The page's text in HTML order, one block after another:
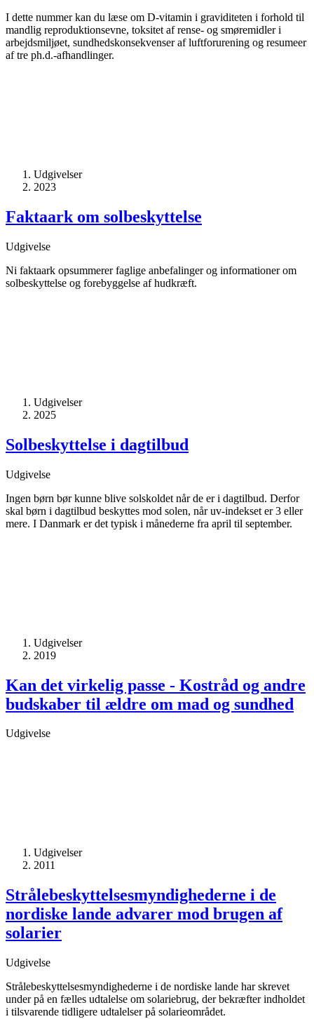
I dette nummer kan du læse om D-vitamin i graviditeten i forhold til
mandlig reproduktionsevne, toksitet af rense- og smøremidler i
arbejdsmiljøet, sundhedskonsekvenser af luftforurening og resumeer
af tre ph.d.-afhandlinger.
Udgivelser
2023
Faktaark om solbeskyttelse
Udgivelse
Ni faktaark opsummerer faglige anbefalinger og informationer om
solbeskyttelse og forebyggelse af hudkræft.
Udgivelser
2025
Solbeskyttelse i dagtilbud
Udgivelse
Ingen børn bør kunne blive solskoldet når de er i dagtilbud. Derfor
skal børn i dagtilbud beskyttes mod solen, når uv-indekset er 3 eller
mere. I Danmark er det typisk i månederne fra april til september.
Udgivelser
2019
Kan det virkelig passe - Kostråd og andre
budskaber til ældre om mad og sundhed
Udgivelse
Udgivelser
2011
Strålebeskyttelses­myndighederne i de
nordiske lande advarer mod brugen af
solarier
Udgivelse
Strålebeskyttelsesmyndighederne i de nordiske lande har skrevet
under på en fælles udtalelse om solariebrug, der bekræfter indholdet
i tilsvarende tidligere udtalelser på solarieområdet.